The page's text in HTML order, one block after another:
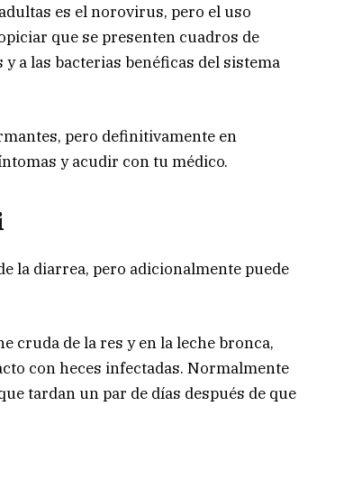
es el norovirus, pero el uso
que se presenten cuadros de
a las bacterias benéficas del sistema
pero definitivamente en
y acudir con tu médico.
la diarrea, pero adicionalmente puede
cruda de la res y en la leche bronca,
con heces infectadas. Normalmente
tardan un par de días después de que